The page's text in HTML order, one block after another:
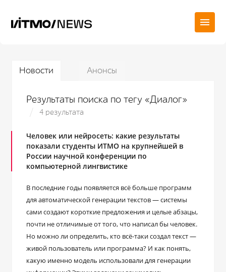
Новости Анонсы
Результаты поиска по тегу «Диалог»
4 результата
Человек или нейросеть: какие результаты
показали студенты ИТМО на крупнейшей в
России научной конференции по
компьютерной лингвистике
В последние годы появляется всё больше программ
для автоматической генерации текстов ― системы
сами создают короткие предложения и целые абзацы,
почти не отличимые от того, что написал бы человек.
Но можно ли определить, кто всё-таки создал текст ―
живой пользователь или программа? И как понять,
какую именно модель использовали для генерации